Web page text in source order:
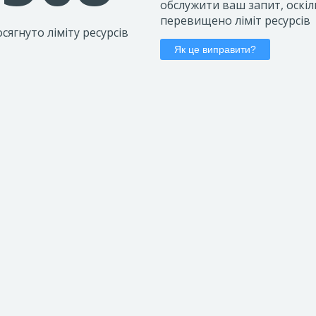
ліміту ресурсів
обслужити ваш запит,
перевищено ліміт ресурсів
Як це виправити?